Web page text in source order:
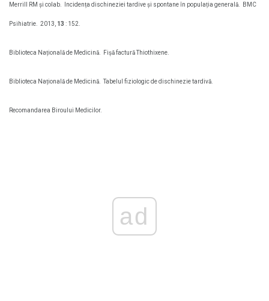
Merrill RM și colab. Incidența dischineziei tardive și spontane în populația generală. BMC
Psihiatrie. 2013, 13 : 152.
Biblioteca Națională de Medicină. Fișă factură Thiothixene.
Biblioteca Națională de Medicină. Tabelul fiziologic de dischinezie tardivă.
Recomandarea Biroului Medicilor.
ad